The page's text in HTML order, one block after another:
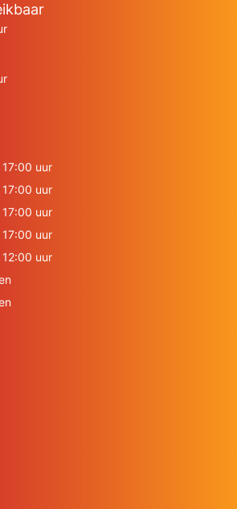
uur
uur
uur
uur
uur